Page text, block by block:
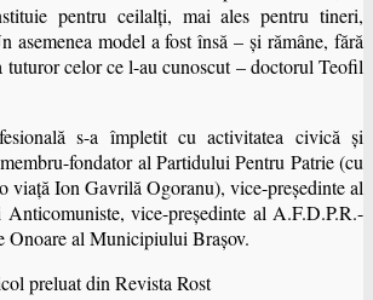
pentru ceilalţi, mai ales pentru tineri,
asemenea model a fost însă – şi rămâne, fără
celor ce l-au cunoscut – doctorul Teofil
s-a împletit cu activitatea civică şi
fondator al Partidului Pentru Patrie (cu
viaţă Ion Gavrilă Ogoranu), vice-preşedinte al
Anticomuniste, vice-preşedinte al A.F.D.P.R.-
Onoare al Municipiului Braşov.
preluat din Revista Rost